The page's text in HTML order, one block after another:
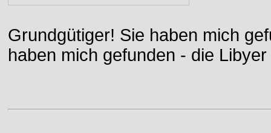
Grundgütiger! Sie haben mich
haben mich gefunden - die